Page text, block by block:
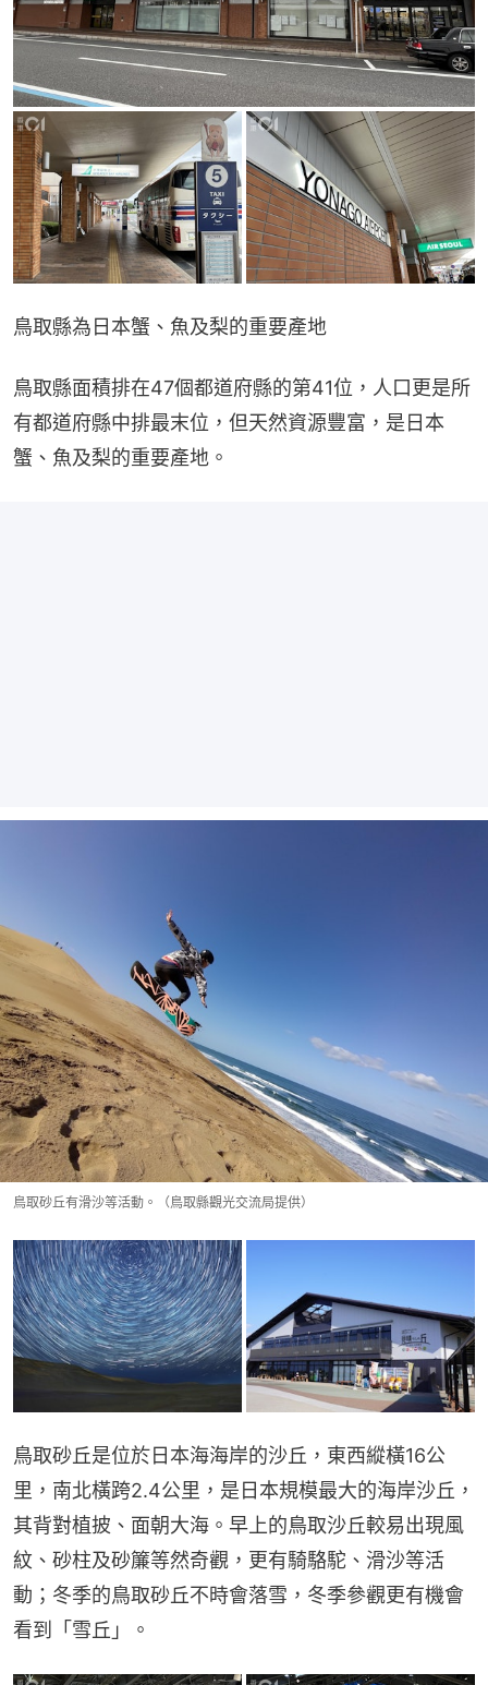
鳥取縣為日本蟹、魚及梨的重要產地
鳥取縣面積排在47個都道府縣的第41位，人口更是所
有都道府縣中排最末位，但天然資源豐富，是日本
蟹、魚及梨的重要產地。
鳥取砂丘有滑沙等活動。（鳥取縣觀光交流局提供）
鳥取砂丘是位於日本海海岸的沙丘，東西縱橫16公
里，南北橫跨2.4公里，是日本規模最大的海岸沙丘，
其背對植披、面朝大海。早上的鳥取沙丘較易出現風
紋、砂柱及砂簾等然奇觀，更有騎駱駝、滑沙等活
動；冬季的鳥取砂丘不時會落雪，冬季參觀更有機會
看到「雪丘」。